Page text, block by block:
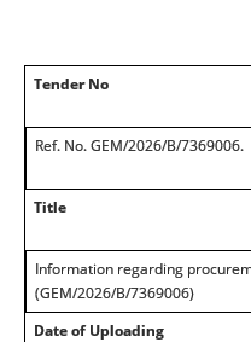
Tender No
Ref. No. GEM/2026/B/7369006.
Title
Information regarding
(GEM/2026/B/7369006)
Date of Uploading